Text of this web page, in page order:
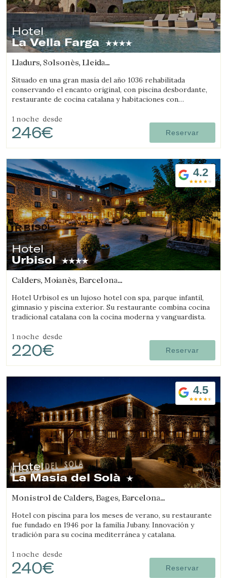
Hotel
La Vella Farga
Lladurs, Solsonès, Lleida
Situado en una gran masía del año 1036 rehabilitada
conservando el encanto original, con piscina desbordante,
restaurante de cocina catalana y habitaciones con
lujo.
1 noche desde
246€ Reservar
4.2
Hotel
Urbisol
Calders, Moianès, Barcelona
Hotel Urbisol es un lujoso hotel con spa, parque infantil,
gimnasio y piscina exterior. Su restaurante combina cocina
tradicional catalana con la cocina moderna y vanguardista.
1 noche desde
220€ Reservar
4.5
Hotel
La Masia del Solà
Monistrol de Calders, Bages, Barcelona
Hotel con piscina para los meses de verano, su restaurante
fue fundado en 1946 por la familia Jubany. Innovación y
tradición para su cocina mediterránea y catalana.
1 noche desde
240€ Reservar